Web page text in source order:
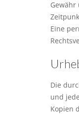
Eine
Die
und
Kopien